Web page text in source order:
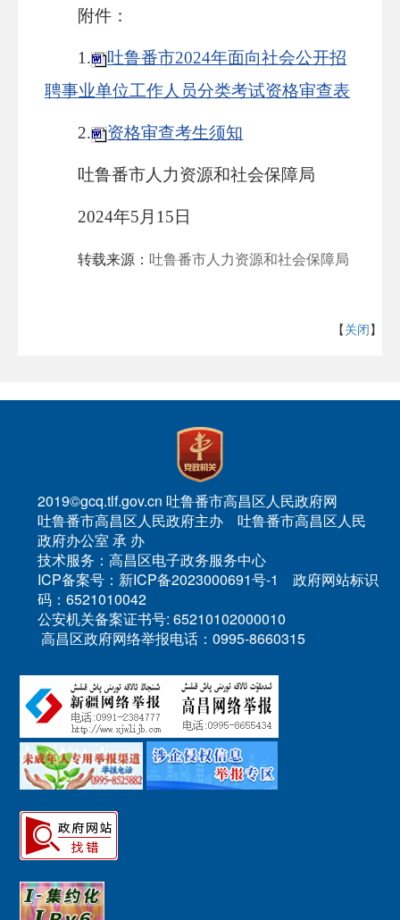
附件：
1.
吐鲁番市2024年面向社会公开招
聘事业单位工作人员分类考试资格审查表
2. 资格审查考生须知
吐鲁番市人力资源和社会保障局
2024年5月15日
转载来源： 吐鲁番市人力资源和社会保障局
【关闭】
2019©gcq.tlf.gov.cn 吐鲁番市高昌区人民政府网
吐鲁番市高昌区人民政府主办 吐鲁番市高昌区人民
政府办公室 承 办
技术服务：高昌区电子政务服务中心
ICP备案号：新ICP备2023000691号-1 政府网站标识
码：6521010042
公安机关备案证书号: 65210102000010
高昌区政府网络举报电话：0995-8660315